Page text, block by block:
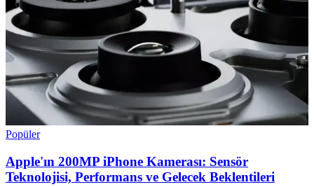
Popüler
Apple'ın 200MP iPhone Kamerası: Sensör
Teknolojisi, Performans ve Gelecek Beklentileri